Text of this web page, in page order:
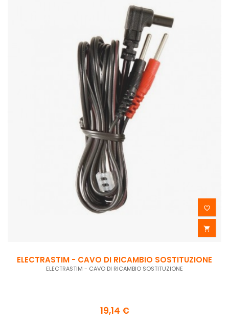


ELECTRASTIM - CAVO DI RICAMBIO SOSTITUZIONE
ELECTRASTIM - CAVO DI RICAMBIO SOSTITUZIONE
19,14 €